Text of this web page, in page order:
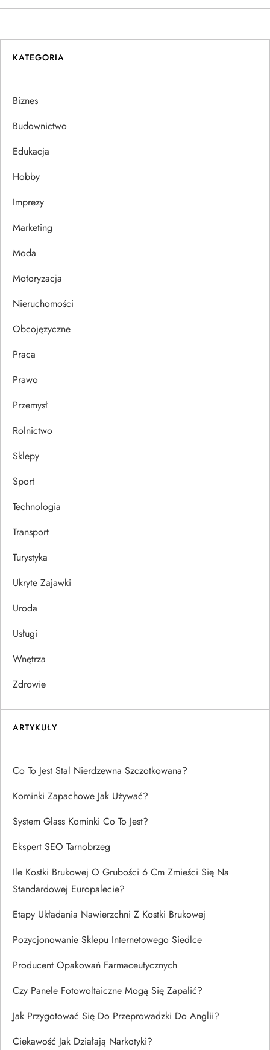
w
i
g
a
c
a
w
p
u
KATEGORIA
Biznes
Budownictwo
Edukacja
Hobby
Imprezy
Marketing
Moda
Motoryzacja
Nieruchomości
Obcojęzyczne
Praca
Prawo
Przemysł
Rolnictwo
Sklepy
Sport
Technologia
Transport
Turystyka
Ukryte Zajawki
Uroda
Usługi
Wnętrza
Zdrowie
ARTYKUŁY
Co To Jest Stal Nierdzewna Szczotkowana?
Kominki Zapachowe Jak Używać?
System Glass Kominki Co To Jest?
Ekspert SEO Tarnobrzeg
Ile Kostki Brukowej O Grubości 6 Cm Zmieści Się Na
Standardowej Europalecie?
Etapy Układania Nawierzchni Z Kostki Brukowej
Pozycjonowanie Sklepu Internetowego Siedlce
Producent Opakowań Farmaceutycznych
Czy Panele Fotowoltaiczne Mogą Się Zapalić?
Jak Przygotować Się Do Przeprowadzki Do Anglii?
Ciekawość Jak Działają Narkotyki?